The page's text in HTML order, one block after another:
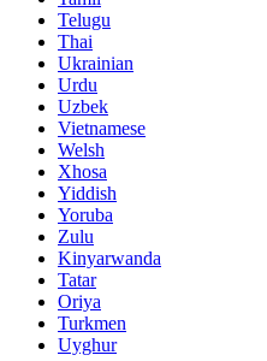
Telugu
Thai
Ukrainian
Urdu
Uzbek
Vietnamese
Welsh
Xhosa
Yiddish
Yoruba
Zulu
Kinyarwanda
Tatar
Oriya
Turkmen
Uyghur